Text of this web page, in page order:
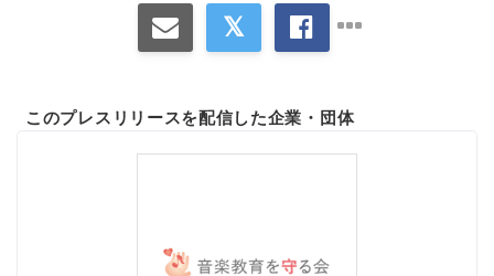
このプレスリリースを配信した企業・団体